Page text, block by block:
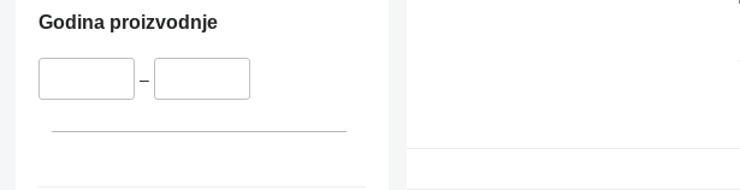
Godina proizvodnje
–